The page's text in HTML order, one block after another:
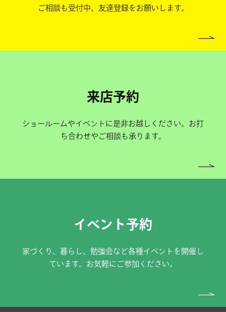
ご相談も受付中、友達登録をお願いします。
来店予約
ショールームやイベントに是非お越しください。お打
ち合わせやご相談も承ります。
イベント予約
家づくり、暮らし、勉強会など各種イベントを開催し
ています。お気軽にご参加ください。